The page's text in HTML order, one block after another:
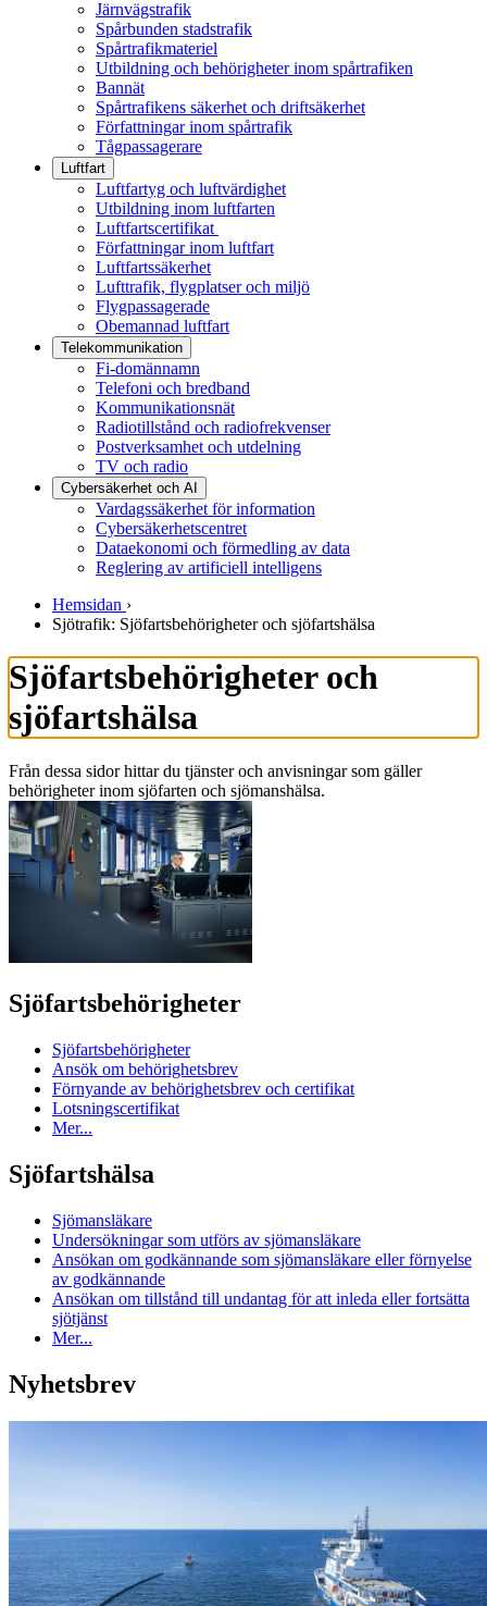
Järnvägstrafik
Spårbunden stadstrafik
Spårtrafikmateriel
Utbildning och behörigheter inom spårtrafiken
Bannät
Spårtrafikens säkerhet och driftsäkerhet
Författningar inom spårtrafik
Tågpassagerare
Luftfart
Luftfartyg och luftvärdighet
Utbildning inom luftfarten
Luftfartscertifikat
Författningar inom luftfart
Luftfartssäkerhet
Lufttrafik, flygplatser och miljö
Flygpassagerade
Obemannad luftfart
Telekommunikation
Fi-domännamn
Telefoni och bredband
Kommunikationsnät
Radiotillstånd och radiofrekvenser
Postverksamhet och utdelning
TV och radio
Cybersäkerhet och AI
Vardagssäkerhet för information
Cybersäkerhetscentret
Dataekonomi och förmedling av data
Reglering av artificiell intelligens
Hemsidan ›
Sjötrafik: Sjöfartsbehörigheter och sjöfartshälsa
Sjöfartsbehörigheter och
sjöfartshälsa
Från dessa sidor hittar du tjänster och anvisningar som gäller
behörigheter inom sjöfarten och sjömanshälsa.
Sjöfartsbehörigheter
Sjöfartsbehörigheter
Ansök om behörighetsbrev
Förnyande av behörighetsbrev och certifikat
Lotsningscertifikat
Mer...
Sjöfartshälsa
Sjömansläkare
Undersökningar som utförs av sjömansläkare
Ansökan om godkännande som sjömansläkare eller förnyelse
av godkännande
Ansökan om tillstånd till undantag för att inleda eller fortsätta
sjötjänst
Mer...
Nyhetsbrev